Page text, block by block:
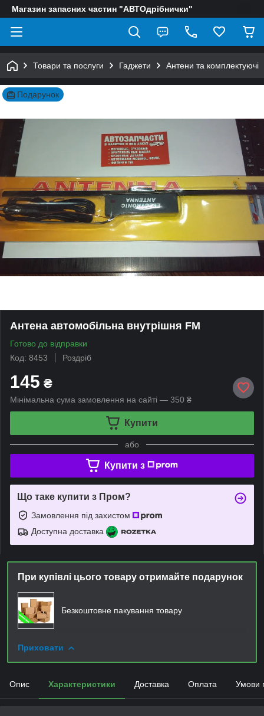
Магазин запасних частин "АВТОдрібнички"
Товари та послуги Гаджети Антени та комплектуючі
Подарунок
Антена автомобільна внутрішня FM
Готово до відправки
Код: 8453
Роздріб
145 ₴
Мінімальна сума замовлення на сайті — 350 ₴
Купити
або
Купити з
Що таке купити з Пром?
Замовлення під захистом
Доступна доставка
При купівлі цього товару отримайте подарунок
Безкоштовне пакування товару
Приховати
Опис Характеристики Доставка Оплата Умови